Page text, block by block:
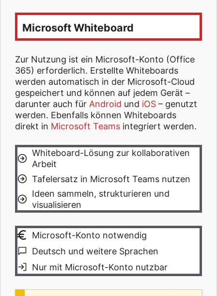
Microsoft Whiteboard
Zur Nutzung ist ein Microsoft-Konto (Office
365) erforderlich. Erstellte Whiteboards
werden automatisch in der Microsoft-Cloud
gespeichert und können auf jedem Gerät –
darunter auch für Android und iOS – genutzt
werden. Ebenfalls können Whiteboards
direkt in Microsoft Teams integriert werden.
Whiteboard-Lösung zur kollaborativen
Arbeit
Tafelersatz in Microsoft Teams nutzen
Ideen sammeln, strukturieren und
visualisieren
Microsoft-Konto notwendig
Deutsch und weitere Sprachen
Nur mit Microsoft-Konto nutzbar